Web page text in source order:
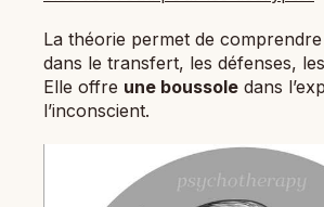
La théorie permet de
dans le transfert, les défenses,
Elle offre une boussole dans
l’inconscient.